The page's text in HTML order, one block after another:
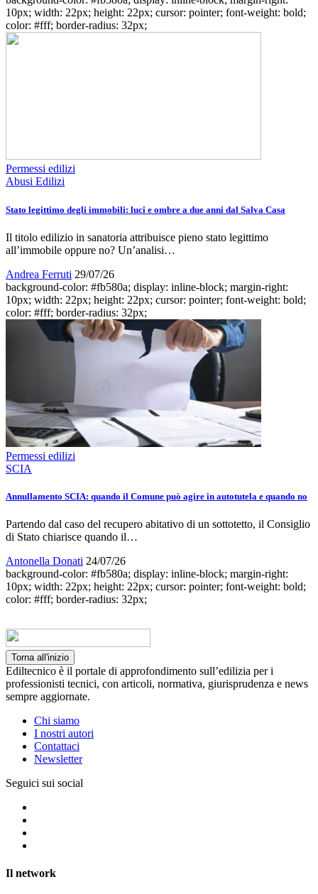
10px; width: 22px; height: 22px; cursor: pointer; font-weight: bold;
color: #fff; border-radius: 32px;
Permessi edilizi
Abusi Edilizi
Stato legittimo degli immobili: luci e ombre a due anni dal Salva Casa
Il titolo edilizio in sanatoria attribuisce pieno stato legittimo
all’immobile oppure no? Un’analisi…
Andrea Ferruti 29/07/26
background-color: #fb580a; display: inline-block; margin-right:
10px; width: 22px; height: 22px; cursor: pointer; font-weight: bold;
color: #fff; border-radius: 32px;
Permessi edilizi
SCIA
Annullamento SCIA: quando il Comune può agire in autotutela e quando no
Partendo dal caso del recupero abitativo di un sottotetto, il Consiglio
di Stato chiarisce quando il…
Antonella Donati 24/07/26
background-color: #fb580a; display: inline-block; margin-right:
10px; width: 22px; height: 22px; cursor: pointer; font-weight: bold;
color: #fff; border-radius: 32px;
Torna all'inizio
Ediltecnico è il portale di approfondimento sull’edilizia per i
professionisti tecnici, con articoli, normativa, giurisprudenza e news
sempre aggiornate.
Chi siamo
I nostri autori
Contattaci
Newsletter
Seguici sui social
Il network